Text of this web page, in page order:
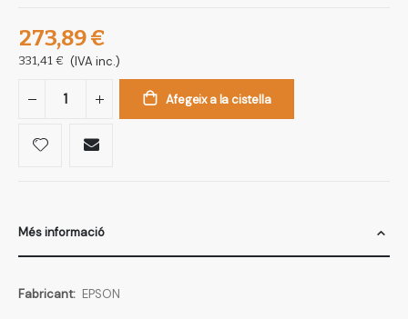
273,89 €
331,41 € (IVA inc.)
Afegeix a la cistella
Més informació
Més
EPSON